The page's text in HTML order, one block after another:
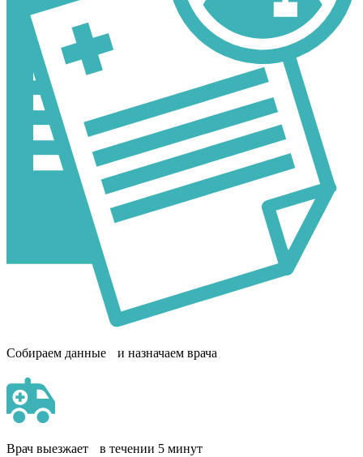
Собираем данные и назначаем врача
Врач выезжает в течении 5 минут